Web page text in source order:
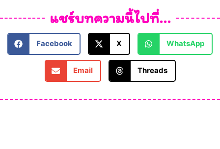
แชร์บทความนี้ไปที่...
Facebook X WhatsApp
Email Threads